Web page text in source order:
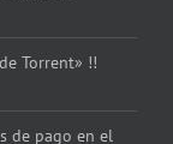
Torrent» !!
de pago en el